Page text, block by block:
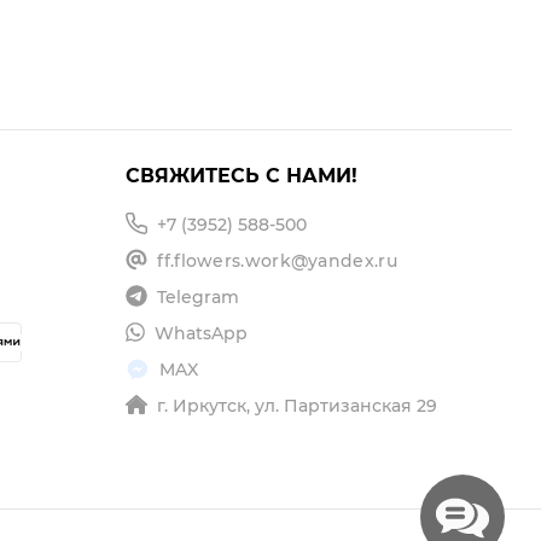
СВЯЖИТЕСЬ С НАМИ!
+7 (3952) 588-500
ff.flowers.work@yandex.ru
Telegram
WhatsApp
MAX
г. Иркутск, ул. Партизанская 29